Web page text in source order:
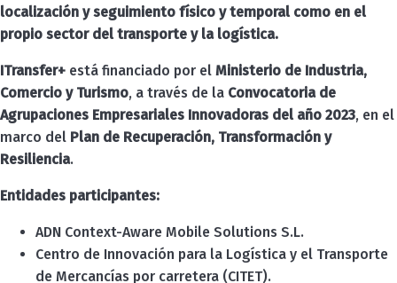
localización y seguimiento físico y temporal como en el
propio sector del transporte y la logística.
ITransfer+ está financiado por el Ministerio de Industria,
Comercio y Turismo, a través de la Convocatoria de
Agrupaciones Empresariales Innovadoras del año 2023, en el
marco del Plan de Recuperación, Transformación y
Resiliencia.
Entidades participantes:
ADN Context-Aware Mobile Solutions S.L.
Centro de Innovación para la Logística y el Transporte
de Mercancías por carretera (CITET).